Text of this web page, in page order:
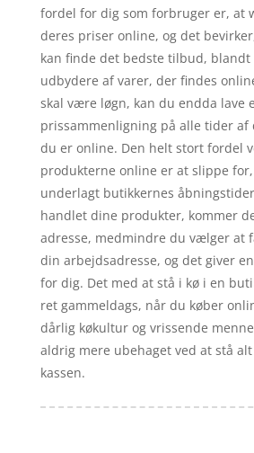
fordel for dig som forbruger er, at
deres priser online, og det
kan finde det bedste tilbud, blandt
udbydere af varer, der findes
skal være løgn, kan du endda lave
prissammenligning på alle tider af
du er online. Den helt stort fordel
produkterne online er at slippe
underlagt butikkernes
handlet dine produkter, kommer
adresse, medmindre du vælger at
din arbejdsadresse, og det giver
for dig. Det med at stå i kø i en
ret gammeldags, når du køber
dårlig køkultur og vrissende
aldrig mere ubehaget ved at stå
kassen.